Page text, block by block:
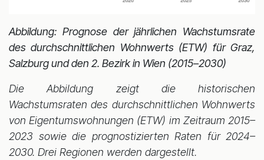
Abbildung: Prognose der jährlichen Wachstumsrate
des durchschnittlichen Wohnwerts (ETW) für Graz,
Salzburg und den 2. Bezirk in Wien (2015–2030)
Die Abbildung zeigt die historischen
Wachstumsraten des durchschnittlichen Wohnwerts
von Eigentumswohnungen (ETW) im Zeitraum 2015–
2023 sowie die prognostizierten Raten für 2024–
2030. Drei Regionen werden dargestellt.